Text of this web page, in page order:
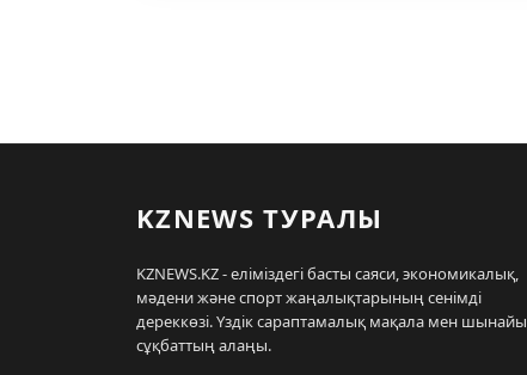
KZNEWS ТУРАЛЫ
KZNEWS.KZ - еліміздегі басты саяси, экономикалық,
мәдени және спорт жаңалықтарының сенімді
дереккөзі. Үздік сараптамалық мақала мен шынайы
сұқбаттың алаңы.